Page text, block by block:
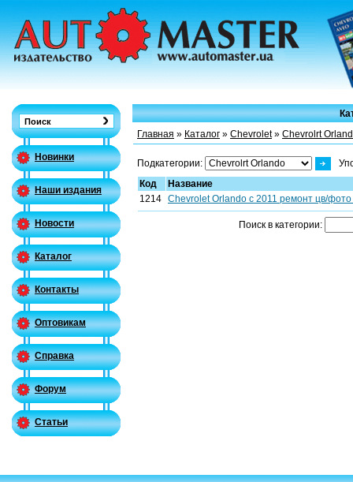
Новинки
Наши издания
Новости
Каталог
Контакты
Оптовикам
Справка
Форум
Статьи
Главная » Каталог » Chevrolet» Chevrolrt
Подкатегории:
Код
Название
1214 Chevrolet Orlando c 2011 ремонт цв/
Поиск в категории: